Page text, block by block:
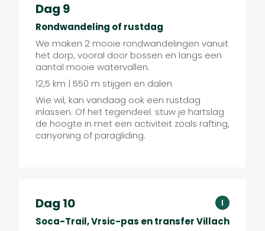
Dag 9
Rondwandeling of rustdag
We maken 2 mooie rondwandelingen vanuit
het dorp, vooral door bossen en langs een
aantal mooie watervallen.
12,5 km | 550 m stijgen en dalen
Wie wil, kan vandaag ook een rustdag
inlassen. Of het tegendeel: stuw je hartslag
de hoogte in met een activiteit zoals rafting,
canyoning of paragliding.
Dag 10 I
Soca-Trail, Vrsic-pas en transfer Villach